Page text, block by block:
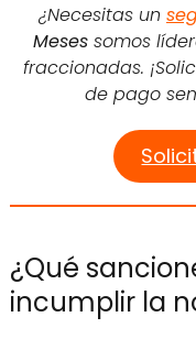
¿Necesitas un
Meses somos
fraccionadas.
de pago
¿Qué
incumplir la